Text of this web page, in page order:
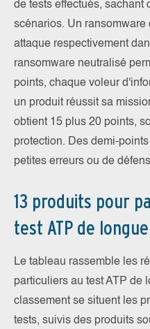
de tests effectués, sachant
scénarios. Un
attaque respectivement
ransomware neutralisé
points, chaque voleur
un produit réussit sa
obtient 15 plus 20 points,
protection. Des demi-
petites erreurs ou de
13 produits pour
test ATP de
Le tableau rassemble les
particuliers au test ATP de
classement se situent les
tests, suivis des produits